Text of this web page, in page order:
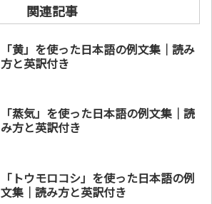
関連記事
「黄」を使った日本語の例文集｜読み
方と英訳付き
「蒸気」を使った日本語の例文集｜読
み方と英訳付き
「トウモロコシ」を使った日本語の例
文集｜読み方と英訳付き